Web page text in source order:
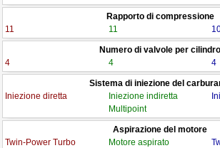
Rapporto di compressione
11
11
Numero di valvole per cilindro
4
4 4
Sistema di iniezione del
Iniezione diretta
Iniezione indiretta
Multipoint
Aspirazione del motore
Twin-Power Turbo
Motore aspirato